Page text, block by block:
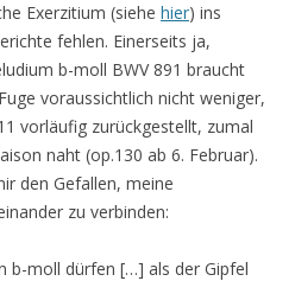
Exerzitium (siehe hier) ins
fehlen. Einerseits ja,
b-moll BWV 891 braucht
voraussichtlich nicht weniger,
vorläufig zurückgestellt, zumal
naht (op.130 ab 6. Februar).
den Gefallen, meine
zu verbinden:
b-moll dürfen […] als der Gipfel